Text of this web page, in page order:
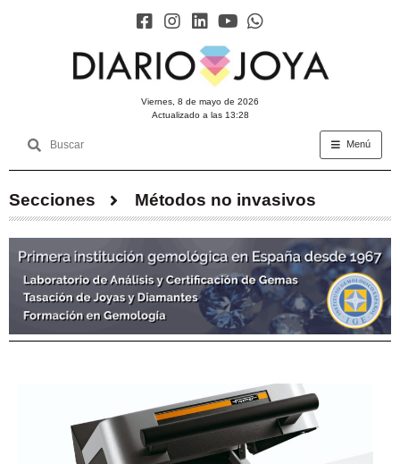
viernes, 8 de mayo de 2026
Actualizado a las 13:28
Menú
Secciones Métodos no invasivos